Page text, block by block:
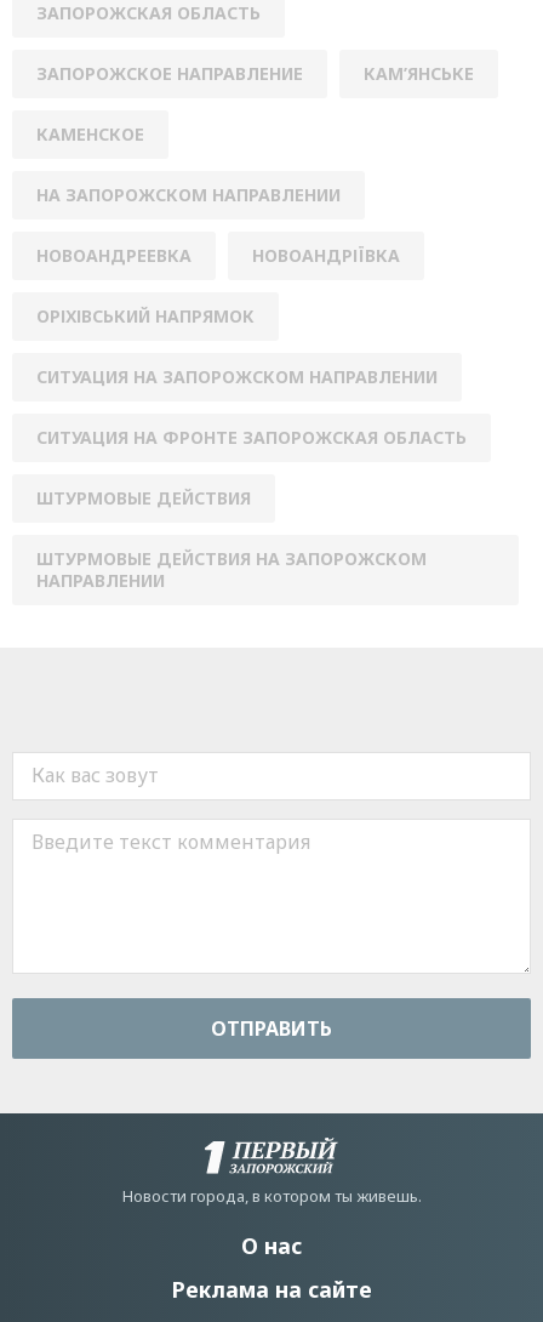
ЗАПОРОЖСКАЯ ОБЛАСТЬ
ЗАПОРОЖСКОЕ НАПРАВЛЕНИЕ КАМ’ЯНСЬКЕ
КАМЕНСКОЕ
НА ЗАПОРОЖСКОМ НАПРАВЛЕНИИ
НОВОАНДРЕЕВКА НОВОАНДРІЇВКА
ОРІХІВСЬКИЙ НАПРЯМОК
СИТУАЦИЯ НА ЗАПОРОЖСКОМ НАПРАВЛЕНИИ
СИТУАЦИЯ НА ФРОНТЕ ЗАПОРОЖСКАЯ ОБЛАСТЬ
ШТУРМОВЫЕ ДЕЙСТВИЯ
ШТУРМОВЫЕ ДЕЙСТВИЯ НА ЗАПОРОЖСКОМ
НАПРАВЛЕНИИ
ОТПРАВИТЬ
Новости города, в котором ты живешь.
О нас
Реклама на сайте